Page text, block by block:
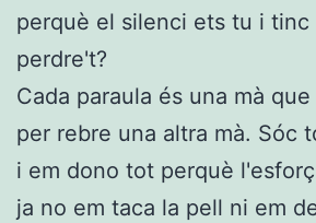
perquè el silenci ets tu i tinc
perdre't?
Cada paraula és una mà
per rebre una altra mà. Sóc
i em dono tot perquè
ja no em taca la pell ni em